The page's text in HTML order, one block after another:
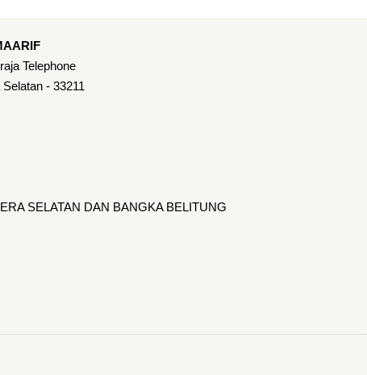
Telephone
- 33211
SELATAN DAN BANGKA BELITUNG